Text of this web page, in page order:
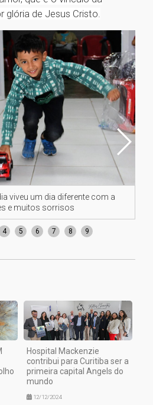
glória de Jesus Cristo.
viveu um dia diferente com a
e muitos sorrisos
4 5 6 7 8 9
Hospital Mackenzie
contribui para Curitiba ser a
primeira capital Angels do
mundo
12/12/2024